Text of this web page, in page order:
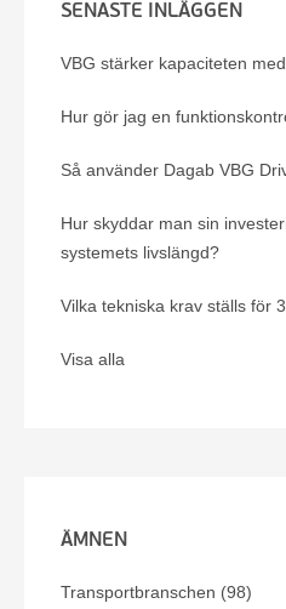
SENASTE INLÄGGEN
VBG stärker kapaciteten
Hur gör jag en
Så använder Dagab VBG
Hur skyddar man sin
systemets livslängd?
Vilka tekniska krav ställs för
Visa alla
ÄMNEN
Transportbranschen (98)